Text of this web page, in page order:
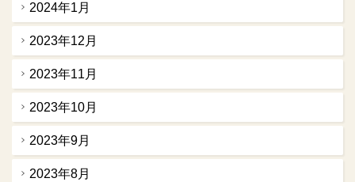
2024年1月
2023年12月
2023年11月
2023年10月
2023年9月
2023年8月